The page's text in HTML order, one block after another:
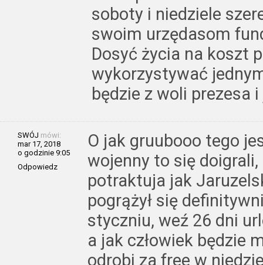
soboty i niedziele
swoim urzędasom
Dosyć życia na koszt
wykorzystywać
będzie z woli prezesa
SWÓJ mówi:
mar 17, 2018
o godzinie 9:05
Odpowiedz
O jak gruubooo tego
wojenny to się
potraktuja jak
pogrążył się
styczniu, weź 26 dni
a jak człowiek będzie
odrobi za free w